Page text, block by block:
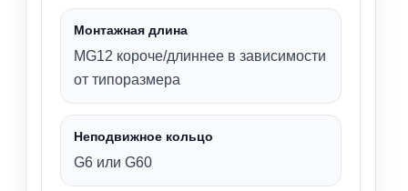
Монтажная длина
MG12 короче/длиннее в зависимости
от типоразмера
Неподвижное кольцо
G6 или G60